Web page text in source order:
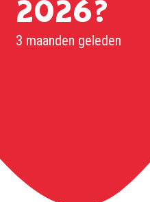
2026?
3 maanden geleden